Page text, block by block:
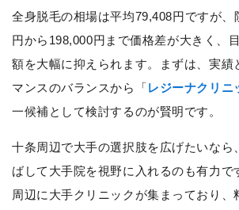
全身脱毛の相場は平均79,408円ですが、
円から198,000円まで価格差が大きく、
額を大幅に抑えられます。まずは、実績
マンスのバランスから「レジーナクリニ
一候補として検討するのが賢明です。
十条周辺で大手の選択肢を広げたいなら
ばして大手院を視野に入れるのも有力で
周辺に大手クリニックが集まっており、